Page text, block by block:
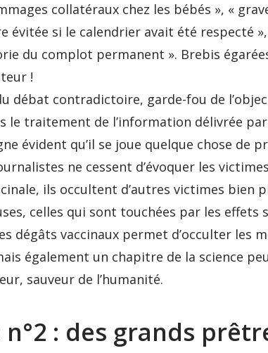
collatéraux chez les bébés », «
si le calendrier avait été respecté
du complot permanent ». Brebis
!
débat contradictoire, garde-fou de
le traitement de l’information délivrée
évident qu’il se joue quelque chose de
ne cessent d’évoquer les
ils occultent d’autres victimes bien
celles qui sont touchées par les effets
dégâts vaccinaux permet d’occulter les
également un chapitre de la science
sauveur de l’humanité.
: des grands